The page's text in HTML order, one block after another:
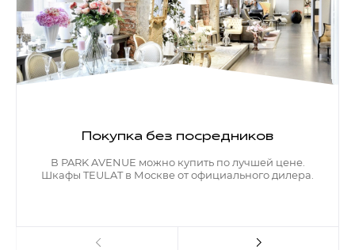
Покупка без посредников
В PARK AVENUE можно купить по лучшей цене.
Шкафы TEULAT в Москве от официального дилера.